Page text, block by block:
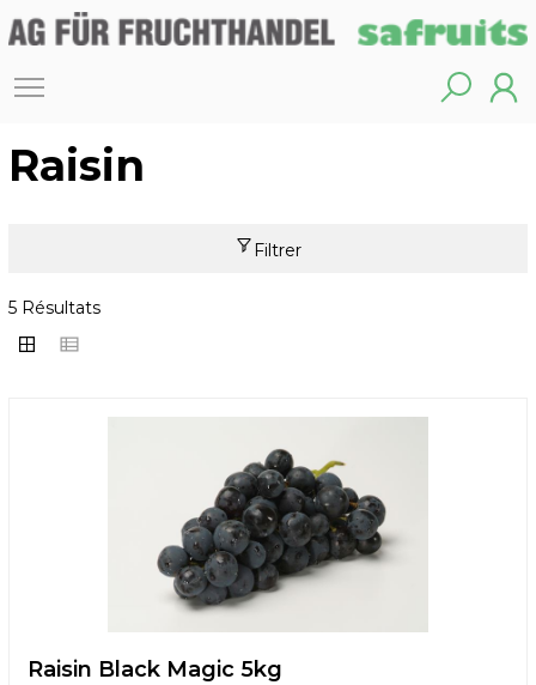
Raisin
Filtrer
5 Résultats
Raisin Black Magic 5kg